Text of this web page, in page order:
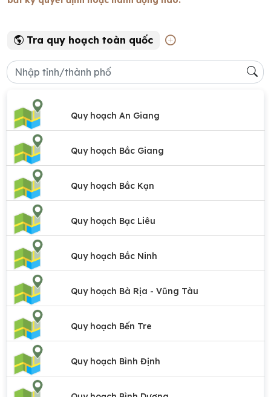
Tra quy hoạch toàn quốc
Quy hoạch An Giang
Quy hoạch Bắc Giang
Quy hoạch Bắc Kạn
Quy hoạch Bạc Liêu
Quy hoạch Bắc Ninh
Quy hoạch Bà Rịa - Vũng Tàu
Quy hoạch Bến Tre
Quy hoạch Bình Định